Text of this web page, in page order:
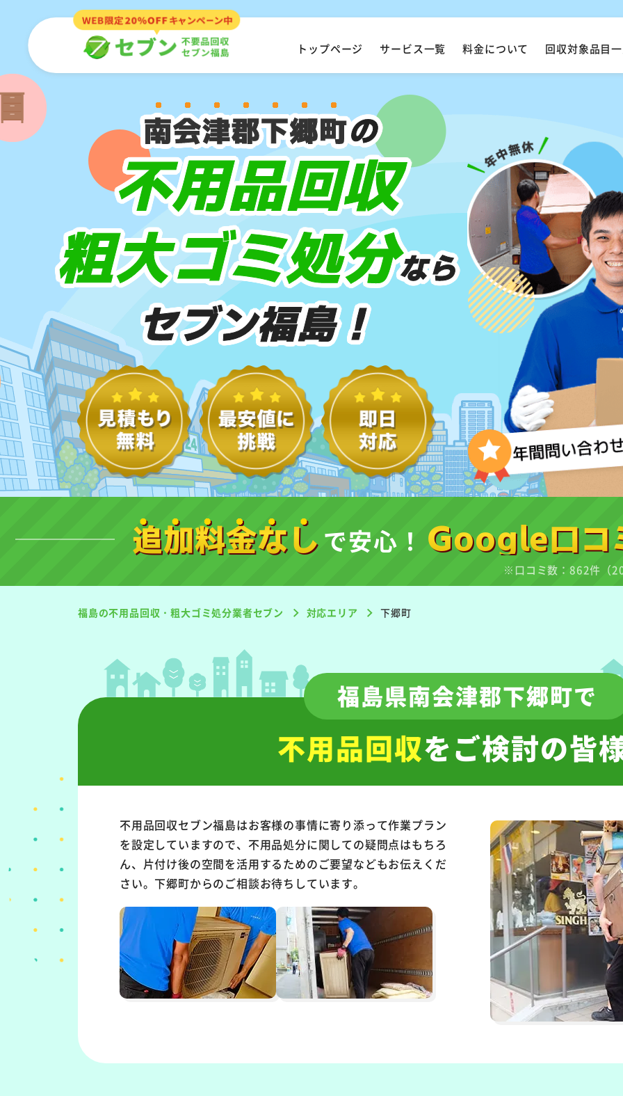
トップページ サービス一覧 料金について 回収対象品目
南会津郡下郷町の
不用品回収
粗大ゴミ処分なら
セブン福島！
追加料金なし で安心！ Google口
※口コミ数：862件（
福島の不用品回収・粗大ゴミ処分業者セブン 対応エリア 下郷町
福島県南会津郡下郷町で
不用品回収をご検討の皆
不用品回収セブン福島はお客様の事情に寄り添って作業プラン
を設定していますので、不用品処分に関しての疑問点はもちろ
ん、片付け後の空間を活用するためのご要望などもお伝えくだ
さい。下郷町からのご相談お待ちしています。